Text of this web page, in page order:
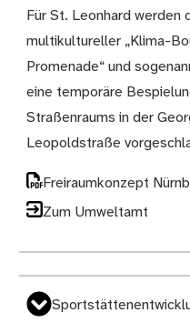
Für St. Leonhard werden
multikultureller „Klima-
Promenade“ und
eine temporäre
Straßenraums in der
Leopoldstraße
Freiraumkonzept
Zum Umweltamt